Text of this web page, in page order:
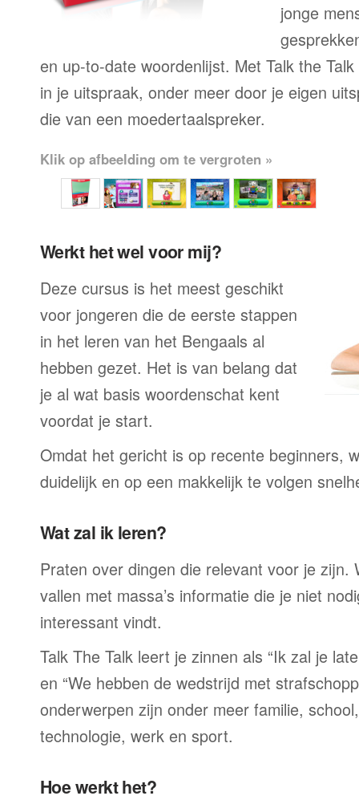
jonge
en up-to-date woordenlijst. Met Talk the
in je uitspraak, onder meer door je eigen
die van een moedertaalspreker.
Klik op afbeelding om te vergroten »
Werkt het wel voor mij?
Deze cursus is het meest geschikt
voor jongeren die de eerste stappen
in het leren van het Bengaals al
hebben gezet. Het is van belang dat
je al wat basis woordenschat kent
voordat je start.
Omdat het gericht is op recente beginners,
duidelijk en op een makkelijk te volgen
Wat zal ik leren?
Praten over dingen die relevant voor je zijn.
vallen met massa’s informatie die je niet
interessant vindt.
Talk The Talk leert je zinnen als “Ik zal je
en “We hebben de wedstrijd met
onderwerpen zijn onder meer familie,
technologie, werk en sport.
Hoe werkt het?